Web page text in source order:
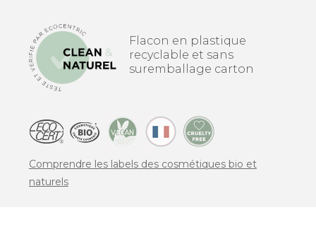
Flacon en plastique
recyclable et sans
suremballage carton
Comprendre les labels des cosmétiques bio et
naturels